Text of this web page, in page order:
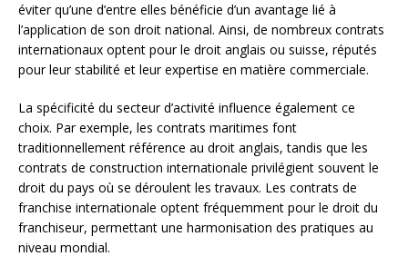
éviter qu’une d’entre elles bénéficie d’un avantage lié à
l’application de son droit national. Ainsi, de nombreux contrats
internationaux optent pour le droit anglais ou suisse, réputés
pour leur stabilité et leur expertise en matière commerciale.
La spécificité du secteur d’activité influence également ce
choix. Par exemple, les contrats maritimes font
traditionnellement référence au droit anglais, tandis que les
contrats de construction internationale privilégient souvent le
droit du pays où se déroulent les travaux. Les contrats de
franchise internationale optent fréquemment pour le droit du
franchiseur, permettant une harmonisation des pratiques au
niveau mondial.